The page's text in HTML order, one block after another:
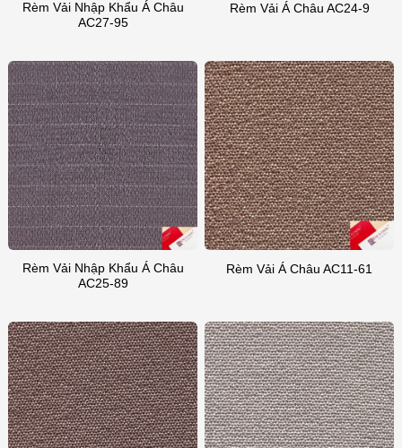
Rèm Vải Nhập Khẩu Á Châu
AC27-95
Rèm Vải Á Châu AC24-9
Rèm Vải Nhập Khẩu Á Châu
AC25-89
Rèm Vải Á Châu AC11-61